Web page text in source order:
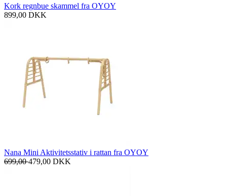
Kork regnbue skammel fra OYOY
899,00 DKK
Nana Mini Aktivitetsstativ i rattan fra OYOY
699,00479,00 DKK